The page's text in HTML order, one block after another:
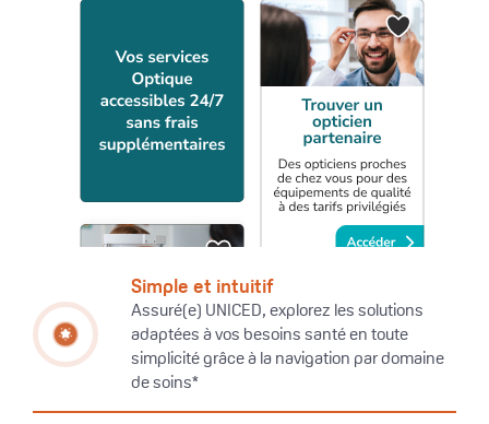
Simple et intuitif
Assuré(e) UNICED, explorez les solutions
adaptées à vos besoins santé en toute
simplicité grâce à la navigation par domaine
de soins*